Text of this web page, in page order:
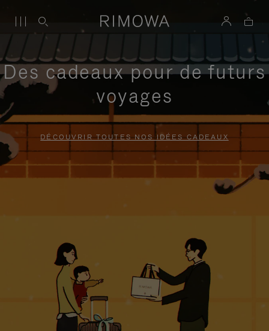
Des cadeaux pour de futurs
voyages
DÉCOUVRIR TOUTES NOS IDÉES CADEAUX